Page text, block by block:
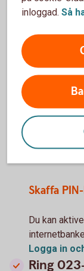
med det. Du
Logga in
Använd
När du
dig med
Skaffa
Skaffa
Du kan
Logga in
Ring
inloggad. Så